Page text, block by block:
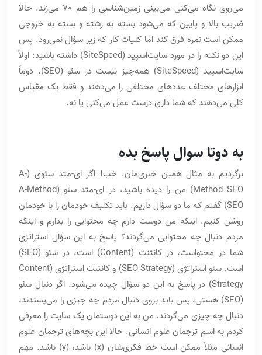
می‌روی نگاه می‌کنی می‌بینی زمین‌شناسی را هم 70 می‌زند. حالا
ضریب بالا و پایین که می‌شود بسته به رشته و بسته به خروجی
ممکن است نمره فرق کند اما کلیات کار که زیر سؤال نمی‌رود. پس
این دو نکته را در مورد سایت‌اسپید (SiteSpeed) داشته باشید: اولاً
سایت‌اسپید (SiteSpeed) همه‌چیز نیست در سئو (SEO). دوماً
ابزارهای مختلف عددهای مختلفی را می‌دهند و فقط یک مقیاس
کلی می‌دهند که شما داری درست عمل می‌کنی یا نه.
به دوتا سوال پاسخ بده
برگردیم به مثال همین خبری‌مان. خب! اگر ای-متد سئوی (A-
Method SEO) من را دیده باشید، در ای-متد سئو (A-Method
SEO) گفتم که ما دو سؤال داریم. باید تکلیف خودمان را با خودمان
روشن کنیم. اینکه من دوست دارم چه محتوایی را بذارم و اینکه
مردم دنبال چه محتوایی می‌گردند؟ پاسخ به این سؤال استراتژی
شما در محتواست، در کانتنت (Content) است، در سئو (SEO)
است. سئو استراتژی (SEO Strategy) و کانتنت استراتژی (Content
Strategy) در پاسخ به این دو سؤال چیده می‌شود. اگر دنبال سئو
(SEO) هستی، پس باید بروی دنبال مردم چه چیزی را می‌پسندند،
دنبال چه چیزی می‌گردند. من به این دوستمان یک سایت را معرفی
کردم به اسم ترجمان علوم انسانی. حالا این بچه‌های ترجمان علوم
انسانی مثلاً ممکن است خط فکری‌شان (x) باشد، (y) باشد. مهم